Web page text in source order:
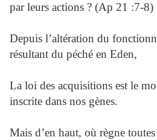
par leurs actions ? (Ap 21 :7-8)
Depuis l’altération du
résultant du péché en Eden,
La loi des acquisitions est le
inscrite dans nos gènes.
Mais d’en haut, où règne